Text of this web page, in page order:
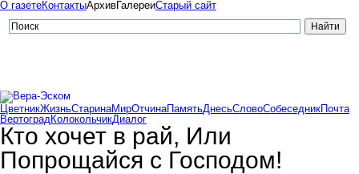
О газетеКонтактыАрхивГалереиСтарый сайт
ЦветникЖизньСтаринаМирОтчинаПамятьДнесьСловоСобеседникПочта
ВертоградКолокольчикДиалог
Кто хочет в рай, Или
Попрощайся с Господом!